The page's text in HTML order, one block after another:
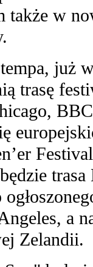
także w
już
trasę
a
Zelandii.